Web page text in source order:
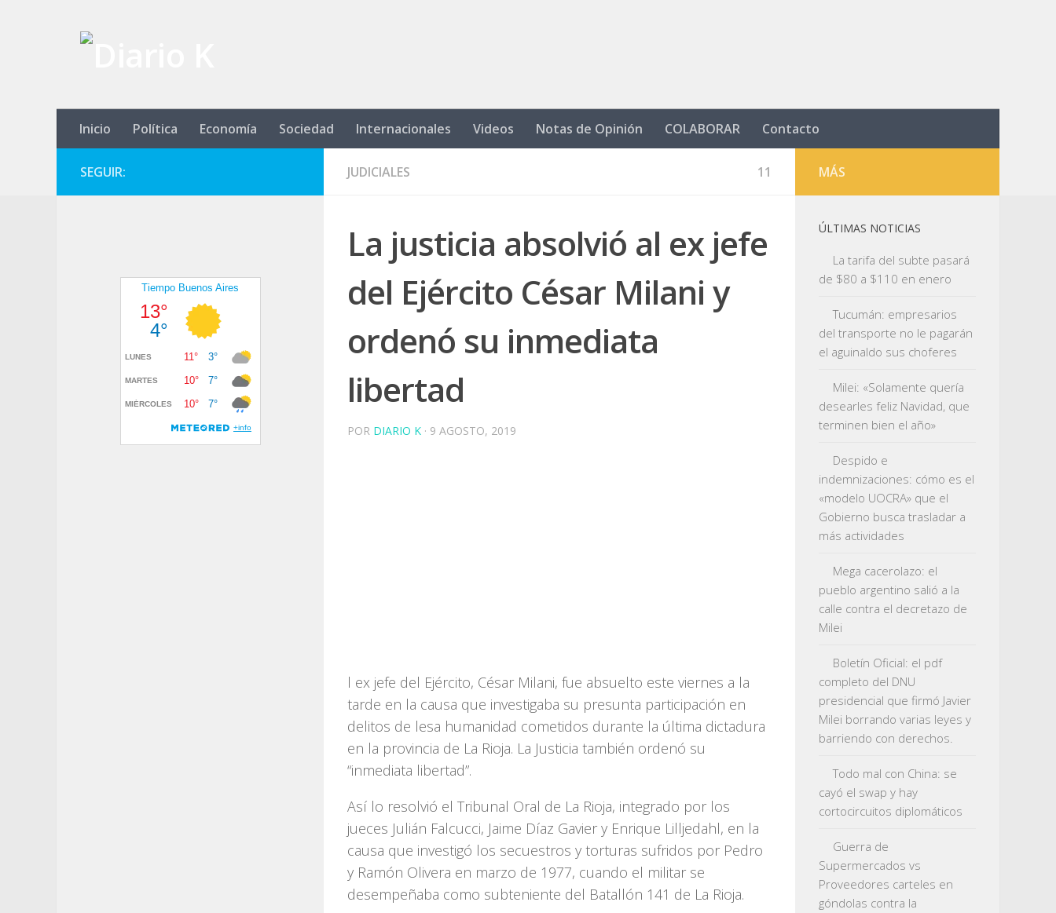
Inicio Política Economía Sociedad Internacionales Videos Notas de Opinión COLABORAR Contacto
JUDICIALES 11
La justicia absolvió al ex jefe
del Ejército César Milani y
ordenó su inmediata
libertad
POR DIARIO K · 9 AGOSTO, 2019
l ex jefe del Ejército, César Milani, fue absuelto este viernes a la
tarde en la causa que investigaba su presunta participación en
delitos de lesa humanidad cometidos durante la última dictadura
en la provincia de La Rioja. La Justicia también ordenó su
“inmediata libertad”.
Así lo resolvió el Tribunal Oral de La Rioja, integrado por los
jueces Julián Falcucci, Jaime Díaz Gavier y Enrique Lilljedahl, en la
causa que investigó los secuestros y torturas sufridos por Pedro
y Ramón Olivera en marzo de 1977, cuando el militar se
desempeñaba como subteniente del Batallón 141 de La Rioja.
SEGUIR: MÁS
ÚLTIMAS NOTICIAS
La tarifa del subte pasará
de $80 a $110 en enero
Tucumán: empresarios
del transporte no le pagarán
el aguinaldo sus choferes
Milei: «Solamente quería
desearles feliz Navidad, que
terminen bien el año»
Despido e
indemnizaciones: cómo es el
«modelo UOCRA» que el
Gobierno busca trasladar a
más actividades
Mega cacerolazo: el
pueblo argentino salió a la
calle contra el decretazo de
Milei
Boletín Oficial: el pdf
completo del DNU
presidencial que firmó Javier
Milei borrando varias leyes y
barriendo con derechos.
Todo mal con China: se
cayó el swap y hay
cortocircuitos diplomáticos
Guerra de
Supermercados vs
Proveedores carteles en
góndolas contra la